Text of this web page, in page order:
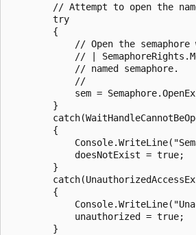
// Attempt to open the
        try
        {
// Open the semaphore
// |
            // named semaphore.
            //
sem =
        }
        {
            doesNotExist = true;
        }
        {
            unauthorized = true;
        }